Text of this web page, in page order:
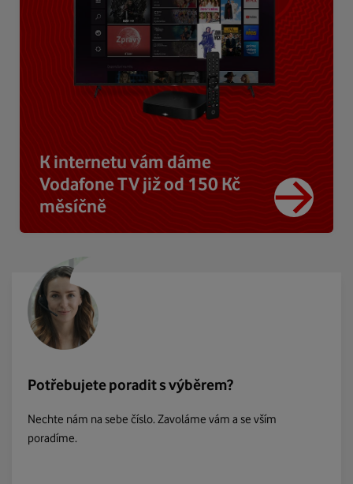
K internetu vám dáme
Vodafone TV již od 150 Kč
měsíčně
Potřebujete poradit s výběrem?
Nechte nám na sebe číslo. Zavoláme vám a se vším
poradíme.